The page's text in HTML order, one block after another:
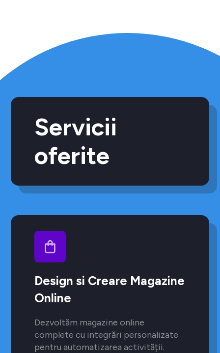
Servicii
oferite
Design si Creare Magazine
Online
Dezvoltăm magazine online
complete cu integrări personalizate
pentru automatizarea activității.